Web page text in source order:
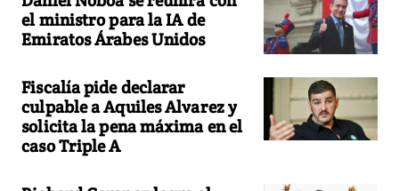
el ministro para la IA de
Emiratos Árabes Unidos
Fiscalía pide declarar
culpable a Aquiles Alvarez y
solicita la pena máxima en el
caso Triple A